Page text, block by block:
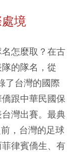
境
怎麼取？在古
的隊名，從
了台灣的國際
跟中華民國保
灣出賽。最典
，台灣的足球
律賓僑生、有